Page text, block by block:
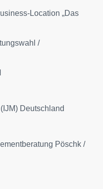
Location „Das
/
Deutschland
Pöschk /